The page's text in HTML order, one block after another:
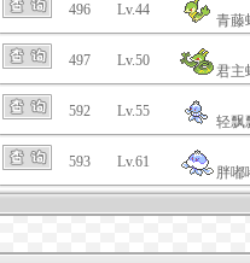
496 Lv.44
青藤
497 Lv.50
君主
592 Lv.55
轻飘
593 Lv.61
胖嘟